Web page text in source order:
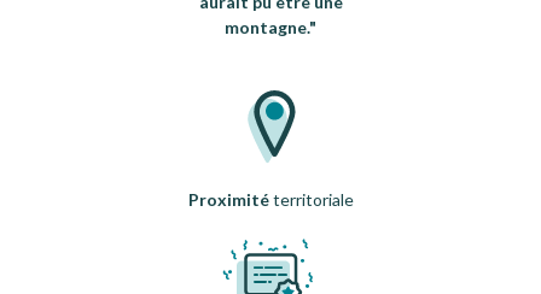
Proximitéterritoriale
montagne."